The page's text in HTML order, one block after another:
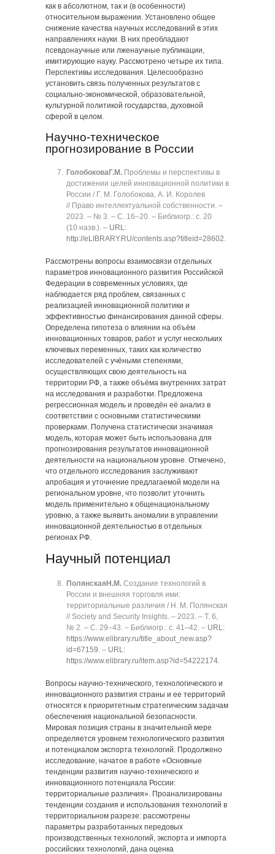
как в абсолютном, так и (в особенности)
относительном выражении. Установлено общее
снижение качества научных исследований в этих
направлениях науки. В них преобладают
псевдонаучные или лженаучные публикации,
имитирующие науку. Рассмотрено четыре их типа.
Перспективы исследования. Целесообразно
установить связь полученных результатов с
социально-экономической, образовательной,
культурной политикой государства, духовной
сферой в целом.
Научно-техническое
прогнозирование в России
ГолобоковаГ.М. Проблемы и перспективы в
достижении целей инновационной политики в
России / Г. М. Голобокова, А. И. Королев
// Право интеллектуальной собственности. ‒
2023. ‒ № 3. ‒ C. 16‒20. ‒ Библиогр.: с. 20
(10 назв.). ‒ URL:
http://eLIBRARY.RU/contents.asp?titleid=28602.
Рассмотрены вопросы взаимосвязи отдельных
параметров инновационного развития Российской
Федерации в современных условиях, где
наблюдается ряд проблем, связанных с
реализацией инновационной политики и
эффективностью финансирования данной сферы.
Определена гипотеза о влиянии на объём
инновационных товаров, работ и услуг нескольких
ключевых переменных, таких как количество
исследователей с учёными степенями,
осуществляющих свою деятельность на
территории РФ, а также объёма внутренних затрат
на исследования и разработки. Предложена
регрессионная модель и проведён её анализ в
соответствии с основными статистическими
проверками. Получена статистически значимая
модель, которая может быть использована для
прогнозирования результатов инновационной
деятельности на национальном уровне. Отмечено,
что отдельного исследования заслуживают
апробация и уточнение предлагаемой модели на
региональном уровне, что позволит уточнить
модель применительно к общенациональному
уровню, а также выявить аномалии в управлении
инновационной деятельностью в отдельных
регионах РФ.
Научный потенциал
Полянская Н.М. Создание технологий в
России и внешняя торговля ими:
территориальные различия / Н. М. Полянская
// Society and Security Insights. ‒ 2023. ‒ Т. 6,
№ 2. ‒ C. 29‒43. ‒ Библиогр.: с. 41‒42. ‒ URL:
https://www.elibrary.ru/title_about_new.asp?
id=67159. ‒ URL:
https://www.elibrary.ru/item.asp?id=54222174.
Вопросы научно-технического, технологического и
инновационного развития страны и ее территорий
относятся к приоритетным стратегическим задачам
обеспечения национальной безопасности.
Мировая позиция страны в значительной мере
определяется уровнем технологического развития
и потенциалом экспорта технологий. Продолжено
исследование, начатое в работе «Основные
тенденции развития научно-технического и
инновационного потенциала России:
территориальные различия». Проанализированы
тенденции создания и использования технологий в
территориальном разрезе: рассмотрены
параметры разработанных передовых
производственных технологий, экспорта и импорта
российских технологий, дана оценка